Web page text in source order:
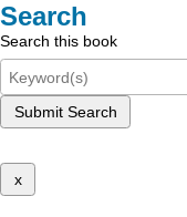
Search
Search this book
Submit Search
x